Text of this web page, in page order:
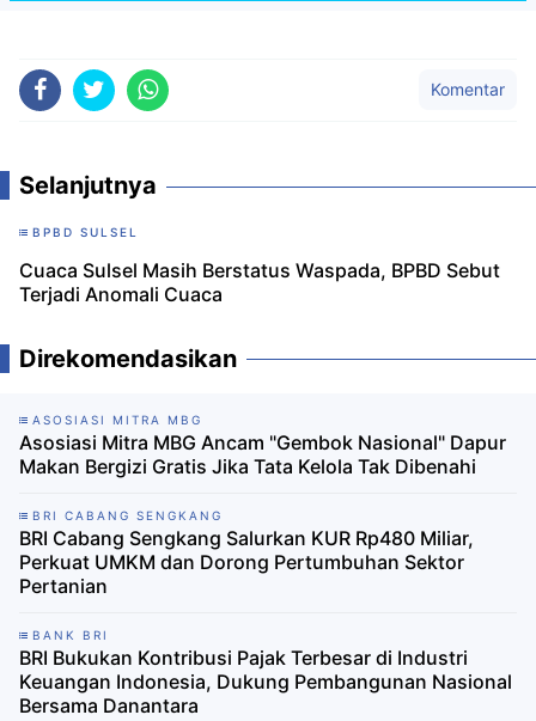
Komentar
Selanjutnya
BPBD SULSEL
Cuaca Sulsel Masih Berstatus Waspada, BPBD Sebut
Terjadi Anomali Cuaca
Direkomendasikan
ASOSIASI MITRA MBG
Asosiasi Mitra MBG Ancam "Gembok Nasional" Dapur
Makan Bergizi Gratis Jika Tata Kelola Tak Dibenahi
BRI CABANG SENGKANG
BRI Cabang Sengkang Salurkan KUR Rp480 Miliar,
Perkuat UMKM dan Dorong Pertumbuhan Sektor
Pertanian
BANK BRI
BRI Bukukan Kontribusi Pajak Terbesar di Industri
Keuangan Indonesia, Dukung Pembangunan Nasional
Bersama Danantara